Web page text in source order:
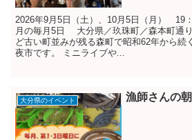
2026年9月5日（土）、10月5日（月） 19
月の毎月5日 大分県／玖珠町／森本町通
ど古い町並みが残る森町で昭和62年から続
夜市です。 ミニライブや...
大分県のイベント 漁師さんの